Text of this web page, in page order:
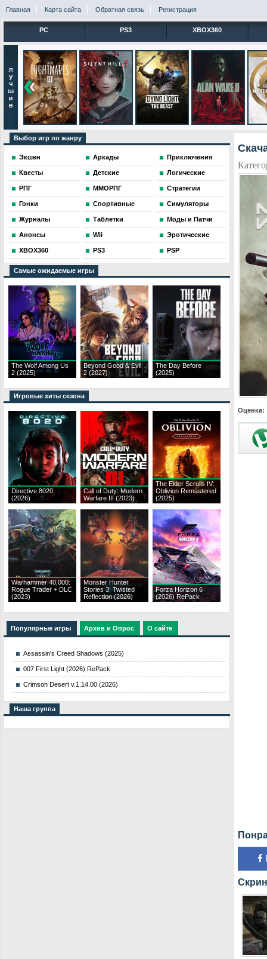
Главная Карта сайта Обратная связь Регистрация
PC PS3 XBOX360
Выбор игр по жанру
Экшен Аркады Приключения
Квесты Детские Логические
РПГ ММОРПГ Стратегии
Гонки Спортивные Симуляторы
Журналы Таблетки Моды и Патчи
Анонсы Wii Эротические
XBOX360 PS3 PSP
Самые ожидаемые игры
The Wolf Among Us
2 (2025)
Beyond Good & Evil
2 (2027)
The Day Before
(2025)
Игровые хиты сезона
Directive 8020
(2026)
Call of Duty: Modern
Warfare III (2023)
The Elder Scrolls IV:
Oblivion Remastered
(2025)
Warhammer 40,000:
Rogue Trader + DLC
(2023)
Monster Hunter
Stories 3: Twisted
Reflection (2026)
Forza Horizon 6
(2026) RePack
Популярные игры Архив и Опрос О сайте
Assassin's Creed Shadows (2025)
007 First Light (2026) RePack
Crimson Desert v.1.14.00 (2026)
Наша группа
Оценка: